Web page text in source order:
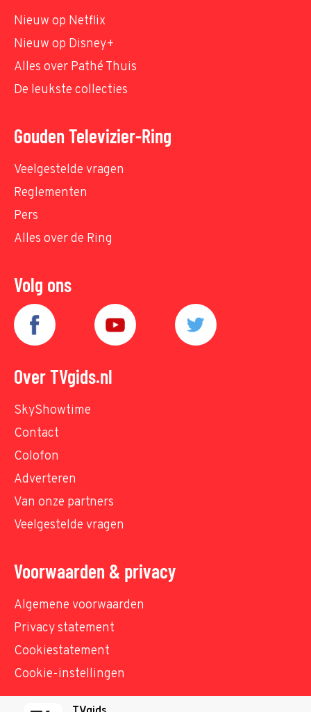
Nieuw op Netflix
Nieuw op Disney+
Alles over Pathé Thuis
De leukste collecties
Gouden Televizier-Ring
Veelgestelde vragen
Reglementen
Pers
Alles over de Ring
Volg ons
Over TVgids.nl
SkyShowtime
Contact
Colofon
Adverteren
Van onze partners
Veelgestelde vragen
Voorwaarden & privacy
Algemene voorwaarden
Privacy statement
Cookiestatement
Cookie-instellingen